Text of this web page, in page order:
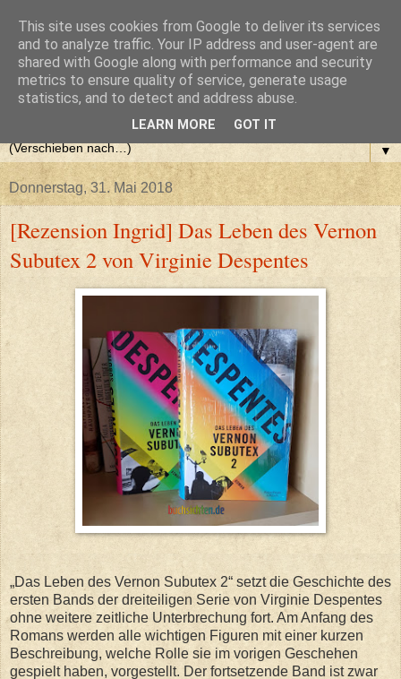
▼
Donnerstag, 31. Mai 2018
[Rezension Ingrid] Das Leben des Vernon
Subutex 2 von Virginie Despentes
„Das Leben des Vernon Subutex 2“ setzt die Geschichte des
ersten Bands der dreiteiligen Serie von Virginie Despentes
ohne weitere zeitliche Unterbrechung fort. Am Anfang des
Romans werden alle wichtigen Figuren mit einer kurzen
Beschreibung, welche Rolle sie im vorigen Geschehen
gespielt haben, vorgestellt. Der fortsetzende Band ist zwar
This site uses cookies from Google to deliver its services
and to analyze traffic. Your IP address and user-agent are
shared with Google along with performance and security
metrics to ensure quality of service, generate usage
statistics, and to detect and address abuse.
LEARN MORE GOT IT